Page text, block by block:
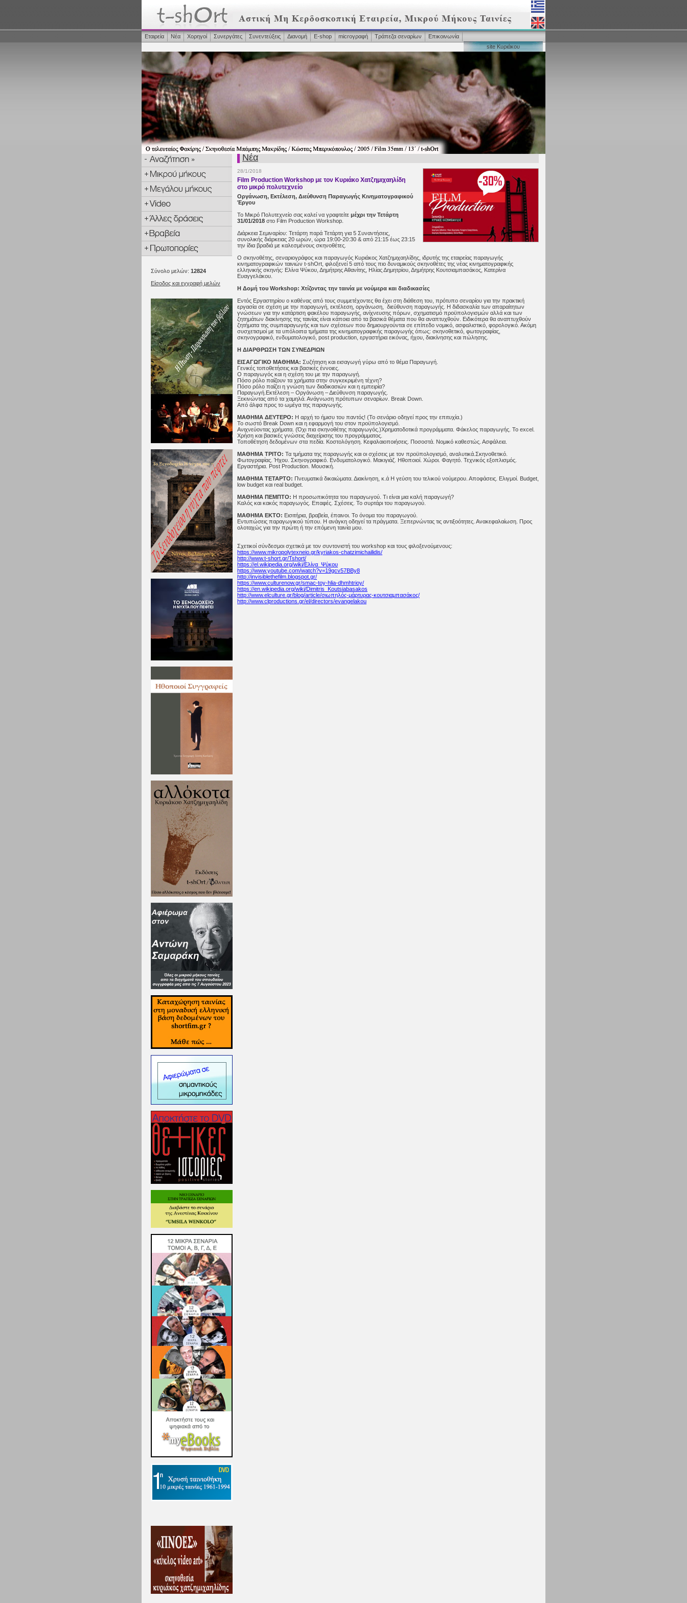
Εταιρεία Νέα Χορηγοί Συνεργάτες Συνεντεύξεις Διανομή Ε-shop microγραφή Τράπεζα σεναρίων
Επικοινωνία
site Κυριάκου
Σύνολο μελών: 12824
Είσοδος και εγγραφή μελών
Νέα
28/1/2018
Film Production Workshop με τον Κυριάκο Χατζημιχαηλίδη
στο μικρό πολυτεχνείο
Οργάνωση, Εκτέλεση, Διεύθυνση Παραγωγής Κινηματογραφικού
Έργου
Το Μικρό Πολυτεχνείο σας καλεί να γραφτείτε μέχρι την Τετάρτη
31/01/2018 στο Film Production Workshop.
Διάρκεια Σεμιναρίου: Τετάρτη παρά Τετάρτη για 5 Συναντήσεις,
συνολικής διάρκειας 20 ωρών, ώρα 19:00-20:30 & από 21:15 έως 23:15
την ίδια βραδιά με καλεσμένους σκηνοθέτες.
Ο σκηνοθέτης, σεναριογράφος και παραγωγός Κυριάκος Χατζημιχαηλίδης, ιδρυτής της εταιρείας παραγωγής
κινηματογραφικών ταινιών t-shOrt, φιλοξενεί 5 από τους πιο δυναμικούς σκηνοθέτες της νέας κινηματογραφικής
ελληνικής σκηνής: Ελίνα Ψύκου, Δημήτρης Αθανίτης, Ηλίας Δημητρίου, Δημήτρης Κουτσιαμπασάκος, Κατερίνα
Ευαγγελάκου.
Η Δομή του Workshop: Χτίζοντας την ταινία με νούμερα και διαδικασίες
Εντός Εργαστηρίου ο καθένας από τους συμμετέχοντες θα έχει στη διάθεση του, πρότυπο σεναρίου για την πρακτική
εργασία σε σχέση με την παραγωγή, εκτέλεση, οργάνωση, διεύθυνση παραγωγής. Η διδασκαλία των απαραίτητων
γνώσεων για την κατάρτιση φακέλου παραγωγής, ανίχνευσης πόρων, σχηματισμό προϋπολογισμών αλλά και των
ζητημάτων διακίνησης της ταινίας είναι κάποια από τα βασικά θέματα που θα αναπτυχθούν. Ειδικότερα θα αναπτυχθούν
ζητήματα της συμπαραγωγής και των σχέσεων που δημιουργούνται σε επίπεδο νομικό, ασφαλιστικό, φορολογικό. Ακόμη
συσχετισμοί με τα υπόλοιπα τμήματα της κινηματογραφικής παραγωγής όπως: σκηνοθετικό, φωτογραφίας,
σκηνογραφικό, ενδυματολογικό, post production, εργαστήρια εικόνας, ήχου, διακίνησης και πώλησης.
H ΔΙΑΡΘΡΩΣΗ ΤΩΝ ΣΥΝΕΔΡΙΩΝ
ΕΙΣΑΓΩΓΙΚΟ ΜΑΘΗΜΑ: Συζήτηση και εισαγωγή γύρω από το θέμα Παραγωγή.
Γενικές τοποθετήσεις και βασικές έννοιες.
Ο παραγωγός και η σχέση του με την παραγωγή.
Πόσο ρόλο παίζουν τα χρήματα στην συγκεκριμένη τέχνη?
Πόσο ρόλο παίζει η γνώση των διαδικασιών και η εμπειρία?
Παραγωγή.Εκτέλεση – Οργάνωση – Διεύθυνση παραγωγής.
Ξεκινώντας από τα χαμηλά. Ανάγνωση πρότυπων σεναρίων. Break Down.
Από άλφα προς το ωμέγα της παραγωγής.
ΜΑΘΗΜΑ ΔΕΥΤΕΡΟ: Η αρχή το ήμισυ του παντός! (Το σενάριο οδηγεί προς την επιτυχία.)
Το σωστό Break Down και η εφαρμογή του στον προϋπολογισμό.
Ανιχνεύοντας χρήματα. (Όχι πια σκηνοθέτης παραγωγός.)Χρηματοδοτικά προγράμματα. Φάκελος παραγωγής. Το excel.
Χρήση και βασικές γνώσεις διαχείρισης του προγράμματος.
Τοποθέτηση δεδομένων στα πεδία. Κοστολόγηση. Κεφαλαιοποιήσεις. Ποσοστά. Νομικό καθεστώς. Ασφάλεια.
ΜΑΘΗΜΑ ΤΡΙΤΟ: Τα τμήματα της παραγωγής και οι σχέσεις με τον προϋπολογισμό, αναλυτικά.Σκηνοθετικό.
Φωτογραφίας. Ήχου. Σκηνογραφικό. Ενδυματολογικό. Μακιγιάζ. Ηθοποιοί. Χώροι. Φαγητό. Τεχνικός εξοπλισμός.
Εργαστήρια. Post Production. Μουσική.
ΜΑΘΗΜΑ ΤΕΤΑΡΤΟ: Πνευματικά δικαιώματα. Διακίνηση, κ.ά Η γεύση του τελικού νούμερου. Αποφάσεις. Ελιγμοί. Budget,
low budget και real budget.
ΜΑΘΗΜΑ ΠΕΜΠΤΟ: Η προσωπικότητα του παραγωγού. Τι είναι μια καλή παραγωγή?
Καλός και κακός παραγωγός. Επαφές. Σχέσεις. Το συρτάρι του παραγωγού.
ΜΑΘΗΜΑ ΕΚΤΟ: Εισιτήρια, βραβεία, έπαινοι. Το όνομα του παραγωγού.
Εντυπώσεις παραγωγικού τύπου. Η ανάγκη οδηγεί τα πράγματα. Ξεπερνώντας τις αντιξοότητες. Ανακεφαλαίωση. Προς
ολοταχώς για την πρώτη ή την επόμενη ταινία μου.
Σχετικοί σύνδεσμοι σχετικά με τον συντονιστή του workshop και τους φιλοξενούμενους:
https://www.mikropolytexneio.gr/kyriakos-chatzimichailidis/
http://www.t-short.gr/Tshort/
https://el.wikipedia.org/wiki/Ελίνα_Ψύκου
https://www.youtube.com/watch?v=19gcv57BBy8
http://invisiblethefilm.blogspot.gr/
https://www.culturenow.gr/smac-toy-hlia-dhmhtrioy/
https://en.wikipedia.org/wiki/Dimitris_Koutsiabasakos
http://www.elculture.gr/blog/article/σιωπηλός-μάρτυρας-κουτσιαμπασάκος/
http://www.clproductions.gr/el/directors/evangelakou